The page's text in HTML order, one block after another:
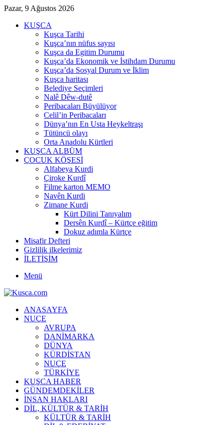
Pazar, 9 Ağustos 2026
KUŞCA
Kuşca Tarihi
Kuşca’nın nüfus sayısı
Kuşca da Egitim Durumu
Kuşca’da Ekonomik ve İstihdam Durumu
Kuşca’da Sosyal Durum ve İklim
Kuşca haritası
Belediye Seçimleri
Nalê Dêw-dutê
Peribacaları Büyülüyor
Celil’in Peribacaları
Dünya’nın En Usta Heykeltraşı
Tütüncü olayı
Orta Anadolu Kürtleri
KUŞCA ALBÜM
ÇOCUK KÖŞESİ
Alfabeya Kurdi
Çiroke Kurdî
Filme karton MEMO
Navên Kurdi
Zimane Kurdi
Kürt Dilini Tanıyalım
Dersên Kurdî – Kürtçe eğitim
Dokuz adımla Kürtçe
Misafir Defteri
Gizlilik ilkelerimiz
İLETİŞİM
Menü
ANASAYFA
NUÇE
AVRUPA
DANİMARKA
DÜNYA
KÜRDİSTAN
NUÇE
TÜRKİYE
KUŞCA HABER
GÜNDEMDEKİLER
İNSAN HAKLARI
DİL, KÜLTÜR & TARİH
KÜLTÜR & TARİH